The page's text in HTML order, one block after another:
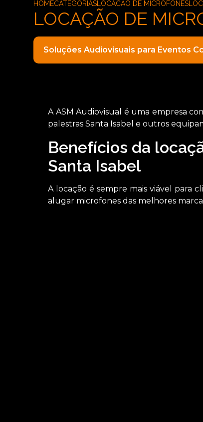
HOMECATEGORIASLOCACAO DE MICROFONES
LOCAÇÃO DE
Soluções Audiovisuais para Eventos
A ASM Audiovisual é uma empresa
palestras Santa Isabel e outros
Benefícios da
Santa Isabel
A locação é sempre mais viável para
alugar microfones das melhores